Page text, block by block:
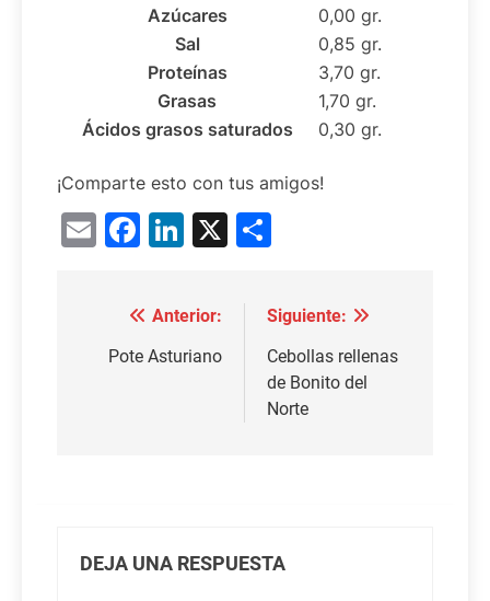
Azúcares
0,00 gr.
Sal
0,85 gr.
Proteínas
3,70 gr.
Grasas
1,70 gr.
Ácidos grasos saturados
0,30 gr.
¡Comparte esto con tus amigos!
EmailFacebook
LinkedIn
X
Navegación
Anterior:
Pote Asturiano
Siguiente:
Cebollas rellenas
de Bonito del
Norte
DEJA UNA RESPUESTA